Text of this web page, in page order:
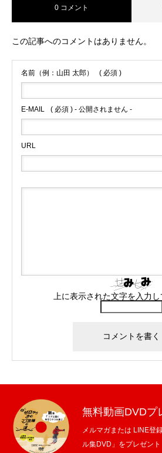
0 コメント
この記事へのコメントはありません。
名前（例：山田 太郎） ( 必須 )
E-MAIL ( 必須 ) - 公開されません -
URL
上に表示された文字を入力し
無料動画DVDプ
メルマガまたは LINE登
ル集DVD」をプレゼント